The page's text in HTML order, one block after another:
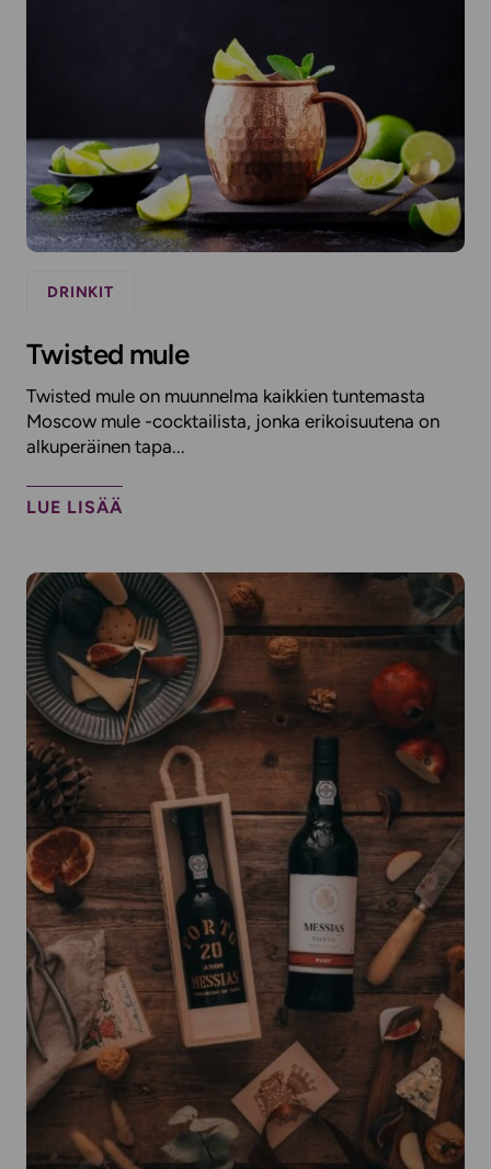
DRINKIT
Twisted mule
Twisted mule on muunnelma kaikkien tuntemasta
Moscow mule -cocktailista, jonka erikoisuutena on
alkuperäinen tapa...
LUE LISÄÄ